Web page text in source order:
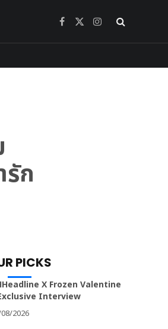
Facebook
X
Instagram
รัก
PICKS
X Frozen Valentine
Interview
2026